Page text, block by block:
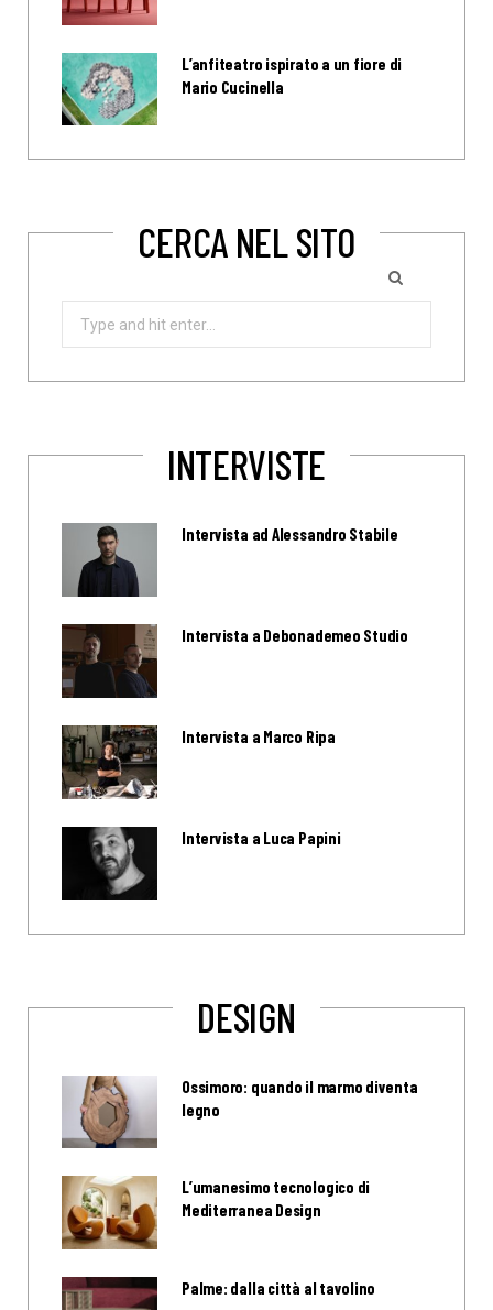
L’anfiteatro ispirato a un fiore di
Mario Cucinella
CERCA NEL SITO
INTERVISTE
Intervista ad Alessandro Stabile
Intervista a Debonademeo Studio
Intervista a Marco Ripa
Intervista a Luca Papini
DESIGN
Ossimoro: quando il marmo diventa
legno
L’umanesimo tecnologico di
Mediterranea Design
Palme: dalla città al tavolino